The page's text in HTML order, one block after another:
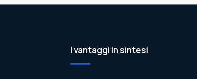
I vantaggi in sintesi